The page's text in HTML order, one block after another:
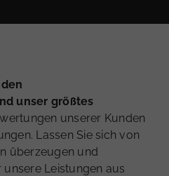
unser größtes
unserer Kunden
Lassen Sie sich von
überzeugen und
Leistungen aus